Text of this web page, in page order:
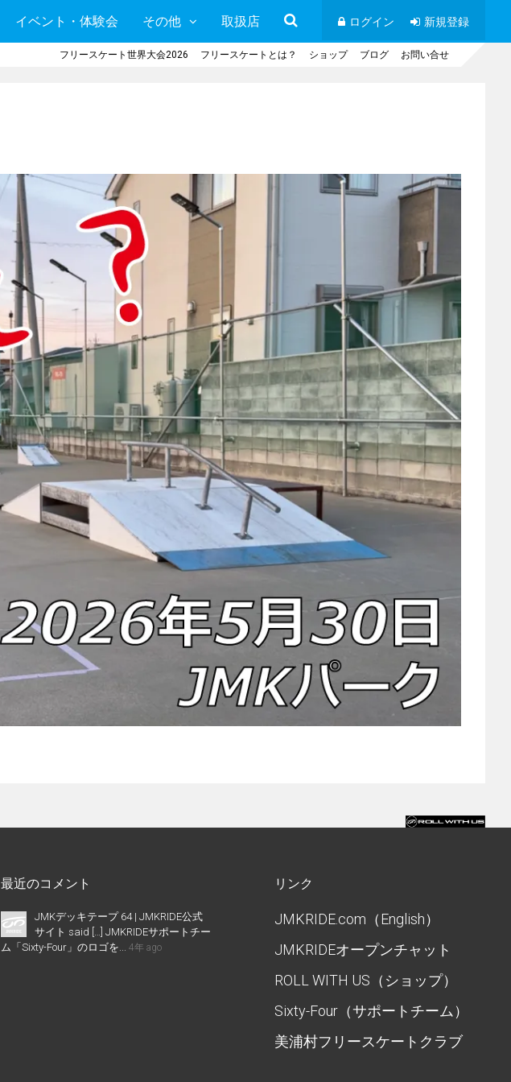
イベント・体験会 その他 取扱店 ログイン 新規登録
フリースケート世界大会2026 フリースケートとは？ ショップ ブログ お問い合せ
最近のコメント
JMKデッキテープ 64 | JMKRIDE公式
サイト said […] JMKRIDEサポートチー
ム「Sixty-Four」のロゴを... 4年 ago
リンク
JMKRIDE.com（English）
JMKRIDEオープンチャット
ROLL WITH US（ショップ）
Sixty-Four（サポートチーム）
美浦村フリースケートクラブ